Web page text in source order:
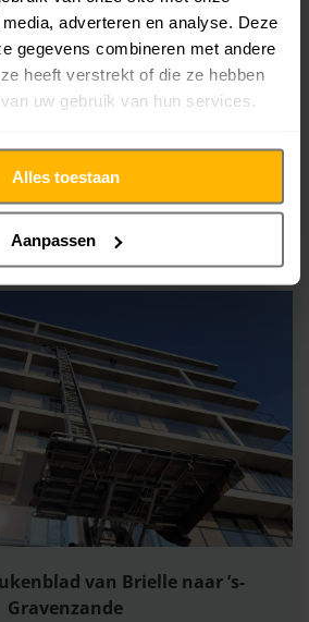
adverteren en analyse. Deze
gegevens combineren met andere
heeft verstrekt of die ze hebben
uw gebruik van hun services.
Alles toestaan
Aanpassen
met spoed uitgevoerd in
Purmerend
snel geregeld moest
worden. [...]
van Brielle naar ’s-
Gravenzande